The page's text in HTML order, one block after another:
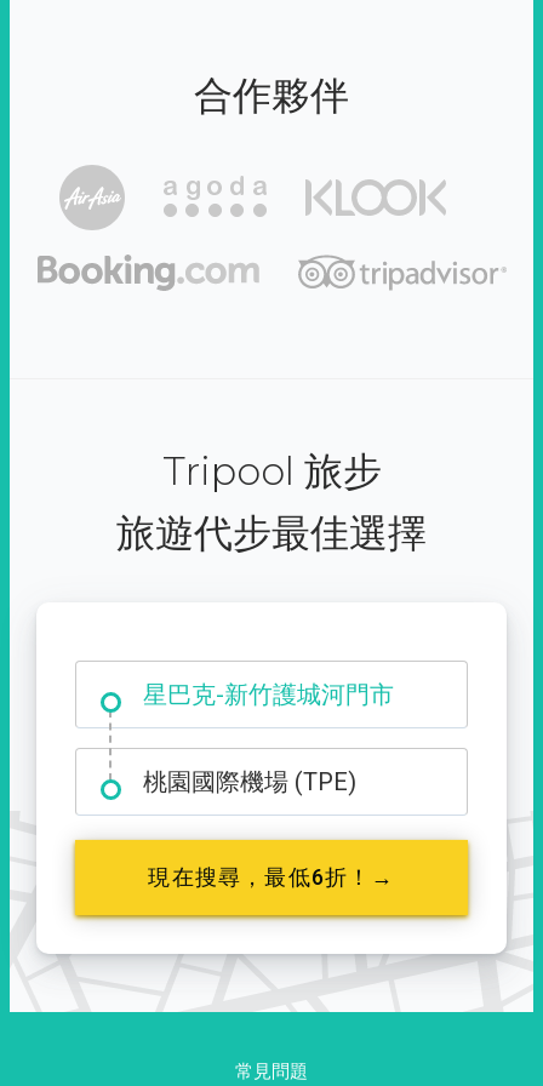
合作夥伴
Tripool 旅步
旅遊代步最佳選擇
星巴克-新竹護城河門市
大霸尖山登山口
桃園國際機場 (TPE)
現在搜尋，最低6折！→
常見問題